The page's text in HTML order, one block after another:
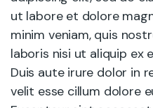
ut labore et dolore
minim veniam, quis
laboris nisi ut aliquip ex
Duis aute irure dolor in
velit esse cillum dolore